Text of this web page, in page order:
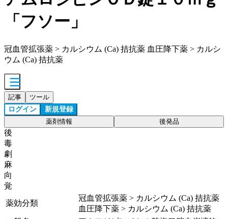
「フソー」
冠血管拡張薬 > カルシウム (Ca) 拮抗薬 血圧降下薬 > カルシ
ウム (Ca) 拮抗薬
記事 ツール
ログイン 新規登録
薬剤情報 後発品
後
毒
劇
麻
向
覚
薬効分類
冠血管拡張薬 > カルシウム (Ca) 拮抗薬
血圧降下薬 > カルシウム (Ca) 拮抗薬